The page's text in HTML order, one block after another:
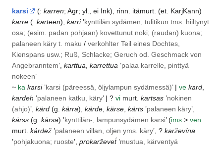
karsi (: karren; Agr; yl., ei Ink), rinn. itämurt. (et. KarjKann)
karre (: karteen), karri’kynttilän sydämen, tulitikun tms. hiiltynyt
osa; (esim. padan pohjaan) kovettunut noki; (raudan) kuona;
palaneen käry t. maku / verkohlter Teil eines Dochtes,
Kienspans usw.; Ruß, Schlacke; Geruch od. Geschmack von
Angebranntem’, karttua karrettua ’palaa karrelle, pinttyä
nokeen’
~ ka karsi’karsi (päreessä, öljylampun sydämessä)’ | ve kard
kardeh ’palaneen katku, käry’ | ? vi murt. kartsas ’nokinen
(ahjo)’, kärd (g. kärra), kärde kärse kärts ’palaneen käry’,
kärss (g. kärsa) ’kynttilän-, lampunsydämen karsi’ (ims > ven
murt. kárdež ’palaneen villan, oljen yms. käry’, ? karževína
’pohjakuona; ruoste’, prokarževet́’mustua, kärventyä